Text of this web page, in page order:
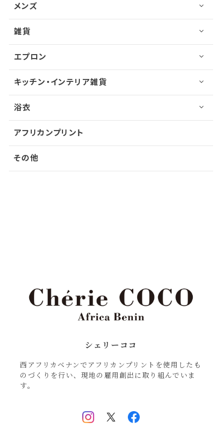
メンズ
雑貨
エプロン
キッチン・インテリア雑貨
浴衣
アフリカンプリント
その他
シェリーココ
西アフリカベナンでアフリカンプリントを使用したも
のづくりを行い、現地の雇用創出に取り組んでいま
す。